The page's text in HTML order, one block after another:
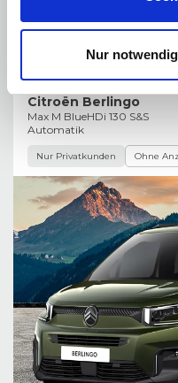
Nur
Citroën Berlingo
Max M BlueHDi 130 S&S
Automatik
Nur Privatkunden Ohne